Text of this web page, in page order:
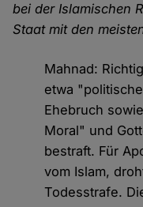
bei der Islamischen
Staat mit den
Mahnad:
etwa
Ehebruch
Moral" und
bestraft. Für
vom Islam,
Todesstrafe.